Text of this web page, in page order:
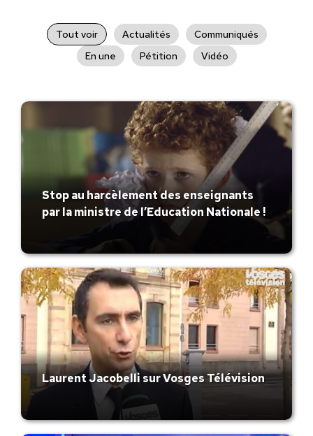
Tout voir Actualités
Communiqués
En une
Pétition Vidéo
Stop au harcèlement des enseignants
par la ministre de l’Education Nationale !
Laurent Jacobelli sur Vosges Télévision